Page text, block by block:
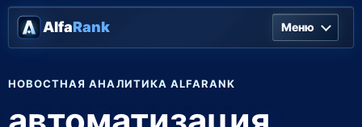
AlfaRank Меню
НОВОСТНАЯ АНАЛИТИКА ALFARANK